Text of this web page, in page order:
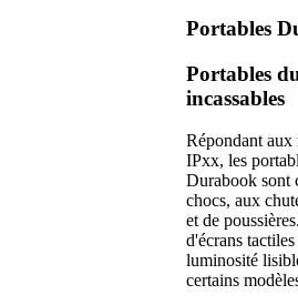
Portables
Portables
incassables
Répondant
IPxx, les
Durabook sont
chocs, aux
et de
d'écrans
luminosité
certains